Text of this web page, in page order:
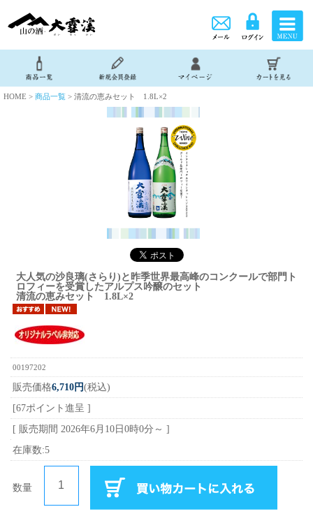
HOME > 商品一覧 > 清流の恵みセット 1.8L×2
大人気の沙良璃(さらり)と昨季世界最高峰のコンクールで部門ト
ロフィーを受賞したアルプス吟醸のセット
清流の恵みセット 1.8L×2
00197202
販売価格6,710円(税込)
[67ポイント進呈 ]
[ 販売期間 2026年6月10日0時0分 ～ ]
在庫数:5
数量